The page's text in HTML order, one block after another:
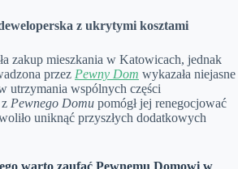
z ukrytymi kosztami
zakup mieszkania w Katowicach, jednak
przez Pewny Dom wykazała niejasne
utrzymania wspólnych części
Pewnego Domu pomógł jej renegocjować
uniknąć przyszłych dodatkowych